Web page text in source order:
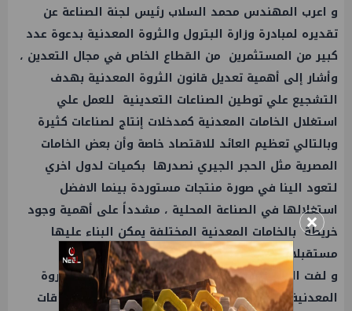
و اعرب المهندس محمد السلاب رئيس لجنة الصناعة عن
تقديره لمبادرة وزارة البترول والثروة المعدنية بدعوة عدد
كبير من المستثمرين من القطاع الخاص في مجال التعدين ،
وأشار إلى أهمية تعديل قانون الثروة المعدنية بهدف
التشجيع علي توطين الصناعات التعدينية للعمل علي
استغلال الخامات المعدنية كمدخلات إنتاج لصناعات كثيرة
وبالتالي تعظيم العائد للاقتصاد خاصة وأن بعض الخامات
المصرية مثل الحجر الجيري نصدرها بكميات لدول اخري
لتعود الينا في صورة منتجات مستوردة بينما الافضل
استغلالها في الصناعة المحلية ، مشدداً على أهمية وجود
خريطة بالخامات المعدنية المختلفة يمكن البناء عليها
مستقبلا في ذلك .
و لفت السلاب الي ان مشروع قانون تحويل هيئةالثروة
المعدنيةالي هيئة اقتصادية يساعد علي إزالة المعوقات
×